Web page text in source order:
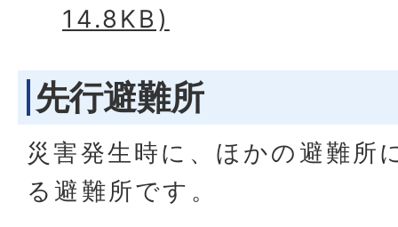
14.8KB)
先行避難所
災害発生時に、ほかの避難所
る避難所です。